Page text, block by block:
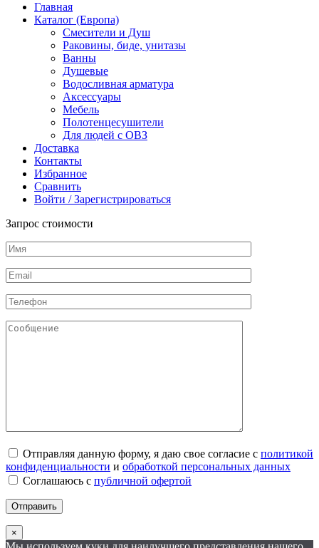
Главная
Каталог (Европа)
Смесители и Душ
Раковины, биде, унитазы
Ванны
Душевые
Водосливная арматура
Аксессуары
Мебель
Полотенцесушители
Для людей с ОВЗ
Доставка
Контакты
Избранное
Сравнить
Войти / Зарегистрироваться
Запрос стоимости
Отправляя данную форму, я даю свое согласие с политикой
конфиденциальности и обработкой персональных данных
Соглашаюсь с публичной офертой
×